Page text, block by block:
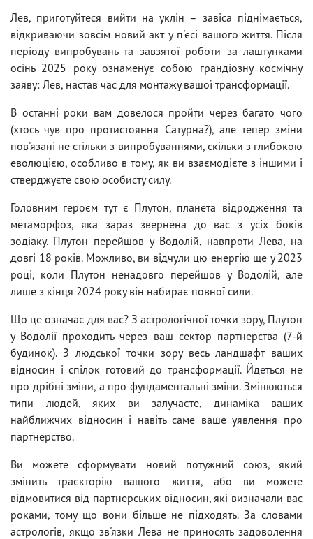
Лев, приготуйтеся вийти на уклін – завіса піднімається,
відкриваючи зовсім новий акт у п'єсі вашого життя. Після
періоду випробувань та завзятої роботи за лаштунками
осінь 2025 року ознаменує собою грандіозну космічну
заяву: Лев, настав час для монтажу вашої трансформації.
В останні роки вам довелося пройти через багато чого
(хтось чув про протистояння Сатурна?), але тепер зміни
пов'язані не стільки з випробуваннями, скільки з глибокою
еволюцією, особливо в тому, як ви взаємодієте з іншими і
стверджуєте свою особисту силу.
Головним героєм тут є Плутон, планета відродження та
метаморфоз, яка зараз звернена до вас з усіх боків
зодіаку. Плутон перейшов у Водолій, навпроти Лева, на
довгі 18 років. Можливо, ви відчули цю енергію ще у 2023
році, коли Плутон ненадовго перейшов у Водолій, але
лише з кінця 2024 року він набирає повної сили.
Що це означає для вас? З астрологічної точки зору, Плутон
у Водолії проходить через ваш сектор партнерства (7-й
будинок). З людської точки зору весь ландшафт ваших
відносин і спілок готовий до трансформації. Йдеться не
про дрібні зміни, а про фундаментальні зміни. Змінюються
типи людей, яких ви залучаєте, динаміка ваших
найближчих відносин і навіть саме ваше уявлення про
партнерство.
Ви можете сформувати новий потужний союз, який
змінить траєкторію вашого життя, або ви можете
відмовитися від партнерських відносин, які визначали вас
роками, тому що вони більше не підходять. За словами
астрологів, якщо зв'язки Лева не приносять задоволення